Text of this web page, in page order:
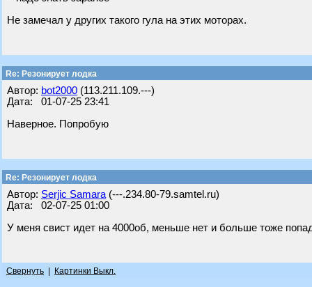
Не замечал у других такого гула на этих моторах.
Re: Резонирует лодка
Автор: bot2000 (113.211.109.---)
Дата: 01-07-25 23:41
Наверное. Попробую
Re: Резонирует лодка
Автор: Serjic Samara (---.234.80-79.samtel.ru)
Дата: 02-07-25 01:00
У меня свист идет на 4000об, меньше нет и больше тоже
Свернуть Картинки Выкл.